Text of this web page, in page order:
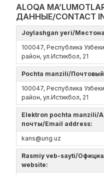
ALOQA
ДАННЫЕ/CONTACT
Joylashgan yeri/
100047, Республика
район, ул.Истикбол, 21
Pochta manzili/
100047, Республика
район, ул.Истикбол, 21
Elektron pochta manzili/
почты/Email address:
kans@ung.uz
Rasmiy veb-sayti/
website: